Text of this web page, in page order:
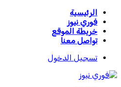
الرئيسية
فوري نيوز
خريطة الموقع
تواصل معنا
تسجيل الدخول